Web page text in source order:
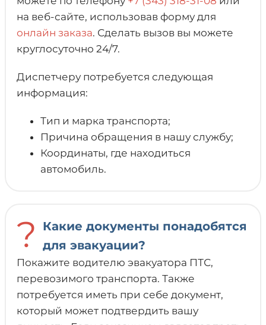
на веб-сайте, использовав форму для
онлайн заказа. Сделать вызов вы можете
круглосуточно 24/7.
Диспетчеру потребуется следующая
информация:
Тип и марка транспорта;
Причина обращения в нашу службу;
Координаты, где находиться
автомобиль.
?
Какие документы понадобятся
для эвакуации?
Покажите водителю эвакуатора ПТС,
перевозимого транспорта. Также
потребуется иметь при себе документ,
который может подтвердить вашу